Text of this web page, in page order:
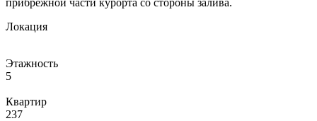
Локация
Этажность
5
Квартир
237